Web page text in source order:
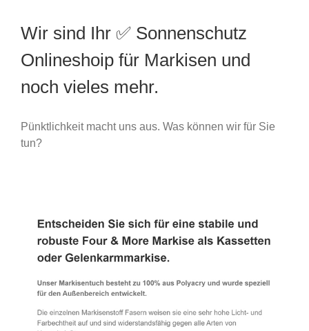
Wir sind Ihr ✅ Sonnenschutz
Onlineshoip für Markisen und
noch vieles mehr.
Pünktlichkeit macht uns aus. Was können wir für Sie
tun?